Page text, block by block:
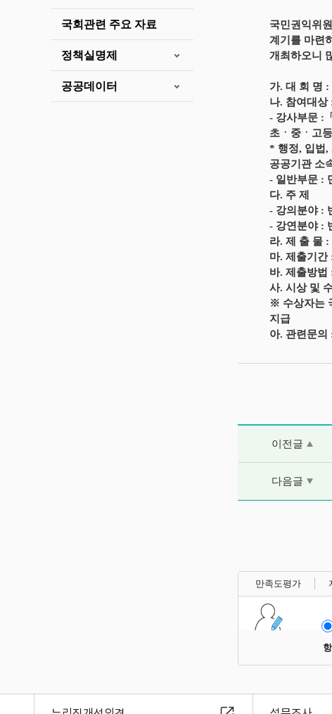
국회관련 주요 자료
정책실명제
공공데이터
국민권익위
계기를 마련
개최하오니
가. 대 회 명 :
나. 참여대상
- 강사부문 :
초ㆍ중ㆍ고
* 행정, 입법,
공공기관 소
- 일반부문 :
다. 주 제
- 강의분야 :
- 강연분야 :
라. 제 출 물
마. 제출기간
바. 제출방
사. 시상 및
※ 수상자는
지급
아. 관련문의
이전글
다음글
만족도평가